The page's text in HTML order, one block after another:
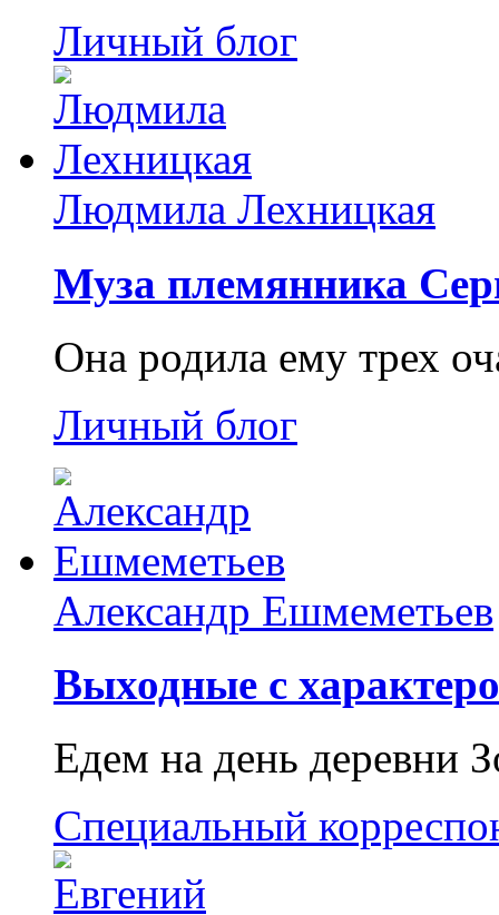
Личный блог
Людмила Лехницкая
Муза племянника
Она родила ему трех
Личный блог
Александр Ешмеметьев
Выходные с
Едем на день деревни
Специальный